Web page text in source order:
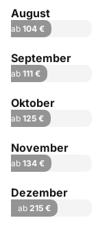
August
ab 104 €
September
ab 111 €
Oktober
ab 125 €
November
ab 134 €
Dezember
ab 215 €